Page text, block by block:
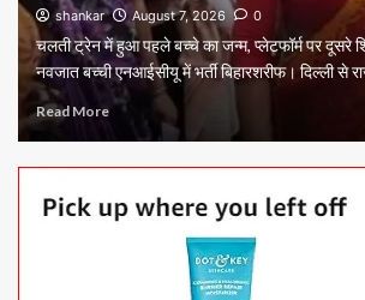
shankar August 7, 2026 0
चलती ट्रेन में हुआ पहले बच्चे का जन्म, प्लेटफॉर्म पर दूसरे
नवजात बच्ची एनआईसीयू में भर्ती बिहारशरीफ। दिल्ली से
Read More